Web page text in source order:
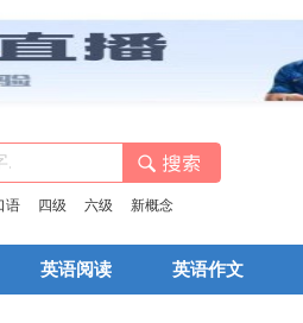
语 四级 六级 新概念
英语阅读 英语作文